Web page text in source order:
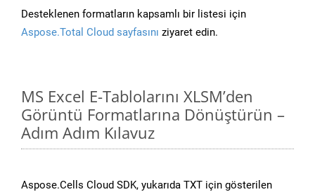
Desteklenen formatların kapsamlı bir listesi için
Aspose.Total Cloud sayfasını ziyaret edin.
MS Excel E-Tablolarını XLSM’den
Görüntü Formatlarına Dönüştürün –
Adım Adım Kılavuz
Aspose.Cells Cloud SDK, yukarıda TXT için gösterilen